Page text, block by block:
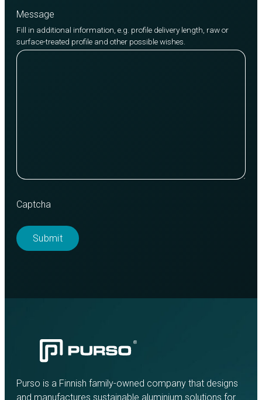
Message
Fill in additional information, e.g. profile delivery length, raw or
surface-treated profile and other possible wishes.
Captcha
Purso is a Finnish family-owned company that designs
and manufactures sustainable aluminium solutions for